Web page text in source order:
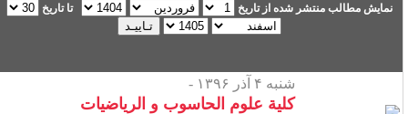
نمایش مطالب منتشر شده از تاریخ
تا تاریخ
شنبه ۴ آذر ۱۳۹۶ -
کلیة علوم الحاسوب و الریاضیات